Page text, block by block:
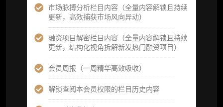
市场脉搏分析栏目内容（全量内容解锁且持续
更新，高效捕获市场风向异动）
融资项目解密栏目内容（全量内容解锁且持续
更新，结构化视角拆解新发热门融资项目）
会员周报（一周精华高效吸收）
解锁查阅本会员权限的栏目历史内容
重点研究方向前瞻栏目（获取重点赛道、项目
及研究方向预告，提前了解核心观察变量与后
续研究计划）
提前获取研报权（ 3 次，官方发布研报预告后
可根据请求领先市场以提前解锁）
分析师 1 对 1 沟通（1 小时，话题需审核）